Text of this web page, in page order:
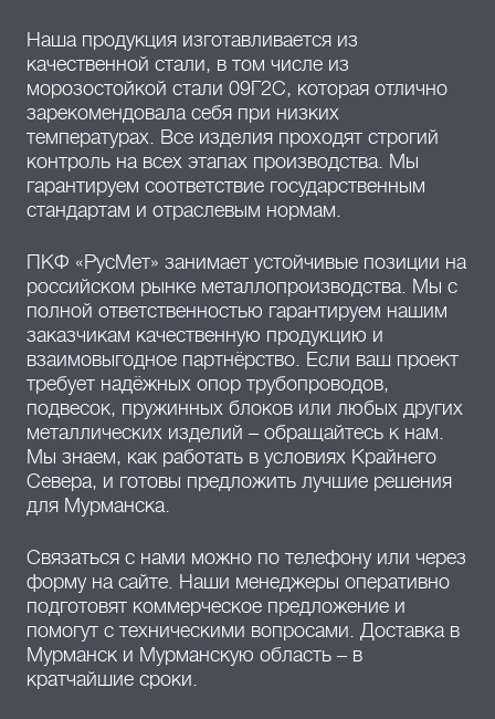
Наша продукция изготавливается из
качественной стали, в том числе из
морозостойкой стали 09Г2С, которая отлично
зарекомендовала себя при низких
температурах. Все изделия проходят строгий
контроль на всех этапах производства. Мы
гарантируем соответствие государственным
стандартам и отраслевым нормам.
ПКФ «РусМет» занимает устойчивые позиции на
российском рынке металлопроизводства. Мы с
полной ответственностью гарантируем нашим
заказчикам качественную продукцию и
взаимовыгодное партнёрство. Если ваш проект
требует надёжных опор трубопроводов,
подвесок, пружинных блоков или любых других
металлических изделий – обращайтесь к нам.
Мы знаем, как работать в условиях Крайнего
Севера, и готовы предложить лучшие решения
для Мурманска.
Связаться с нами можно по телефону или через
форму на сайте. Наши менеджеры оперативно
подготовят коммерческое предложение и
помогут с техническими вопросами. Доставка в
Мурманск и Мурманскую область – в
кратчайшие сроки.